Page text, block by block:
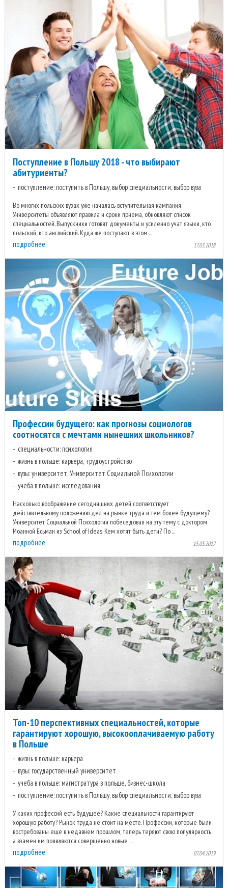
Поступление в Польшу 2018 - что выбирают
абитуриенты?
поступление: поступить в Польшу, выбор специальности, выбор вуза
Во многих польских вузах уже началась вступительная кампания.
Университеты объявляют правила и сроки приема, обновляют список
специальностей. Выпускники готовят документы и усиленно учат языки, кто
польский, кто английский. Куда же поступают в этом ...
подробнее 17.03.2018
Профессии будущего: как прогнозы социологов
соотносятся с мечтами нынешних школьников?
специальности: психология
жизнь в польше: карьера, трудоустройство
вузы: университет, Университет Социальной Психологии
учеба в польше: исследования
Насколько воображение сегодняшних детей соответствует
действительному положению дел на рынке труда и тем более будущему?
Университет Социальной Психологии побеседовал на эту тему с доктором
Иоанной Есьман из School of Ideas. Кем хотят быть дети? По ...
подробнее 15.03.2017
Топ-10 перспективных специальностей, которые
гарантируют хорошую, высокооплачиваемую работу
в Польше
жизнь в польше: карьера
вузы: государственный университет
учеба в польше: магистратура в польше, бизнес-школа
поступление: поступить в Польшу, выбор специальности, выбор вуза
У каких профессий есть будущее? Какие специальности гарантируют
хорошую работу? Рынок труда не стоит на месте. Профессии, которые были
востребованы еще в недавнем прошлом, теперь теряют свою популярность,
а взамен им появляются совершенно новые ...
подробнее 07.04.2019